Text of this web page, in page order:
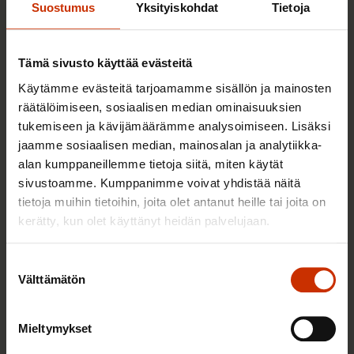
Suostumus Yksityiskohdat Tietoja
Tämä sivusto käyttää evästeitä
Käytämme evästeitä tarjoamamme sisällön ja mainosten
räätälöimiseen, sosiaalisen median ominaisuuksien
tukemiseen ja kävijämäärämme analysoimiseen. Lisäksi
jaamme sosiaalisen median, mainosalan ja analytiikka-
alan kumppaneillemme tietoja siitä, miten käytät
sivustoamme. Kumppanimme voivat yhdistää näitä
tietoja muihin tietoihin, joita olet antanut heille tai joita on
kerätty, kun olet käyttänyt heidän palvelujaan.
valinta
Välttämätön
Mieltymykset
Työmarkkinakeskusjärjestöt: Tuottava ja